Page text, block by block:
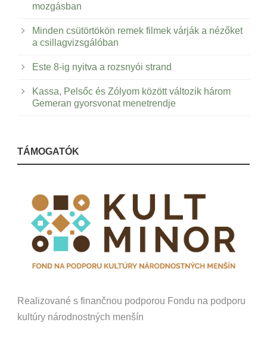
mozgásban
Minden csütörtökön remek filmek várják a nézőket
a csillagvizsgálóban
Este 8-ig nyitva a rozsnyói strand
Kassa, Pelsőc és Zólyom között változik három
Gemeran gyorsvonat menetrendje
TÁMOGATÓK
Realizované s finančnou podporou Fondu na podporu
kultúry národnostných menšín